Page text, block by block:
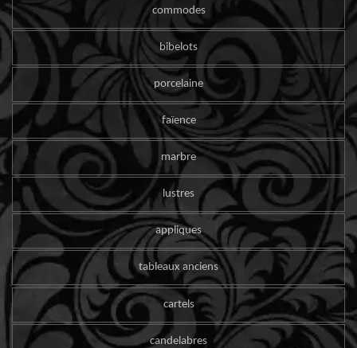
commodes
bibelots
porcelaine
faïence
marbre
lustres
appliques
tableaux anciens
cartels
candelabres